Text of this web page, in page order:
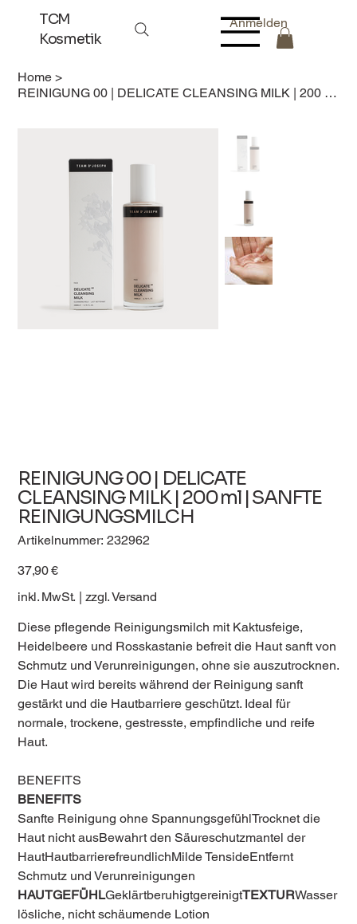
TCM
Kosmetik
Anmelden
Home >
REINIGUNG 00 | DELICATE CLEANSING MILK | 200 ml | SANFTE REINIGUNGSMILCH
REINIGUNG 00 | DELICATE
CLEANSING MILK | 200 ml | SANFTE
REINIGUNGSMILCH
Artikelnummer: Artikelnummer:
232962
232962
37,90 €
inkl. MwSt. | zzgl. Versand
Diese pflegende Reinigungsmilch mit Kaktusfeige,
Heidelbeere und Rosskastanie befreit die Haut sanft von
Schmutz und Verunreinigungen, ohne sie auszutrocknen.
Die Haut wird bereits während der Reinigung sanft
gestärkt und die Hautbarriere geschützt. Ideal für
normale, trockene, gestresste, empfindliche und reife
Haut.
BENEFITS
BENEFITS
Sanfte Reinigung ohne SpannungsgefühlTrocknet die
Haut nicht ausBewahrt den Säureschutzmantel der
HautHautbarrierefreundlichMilde TensideEntfernt
Schmutz und Verunreinigungen
HAUTGEFÜHLGeklärtberuhigtgereinigtTEXTURWasser
lösliche, nicht schäumende Lotion